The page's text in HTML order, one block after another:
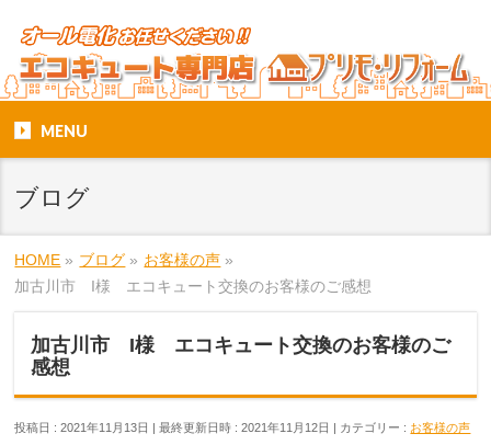
MENU
ブログ
HOME » ブログ » お客様の声 »
加古川市 I様 エコキュート交換のお客様のご感想
加古川市 I様 エコキュート交換のお客様のご
感想
投稿日 : 2021年11月13日 最終更新日時 : 2021年11月12日 カテゴリー : お客様の声